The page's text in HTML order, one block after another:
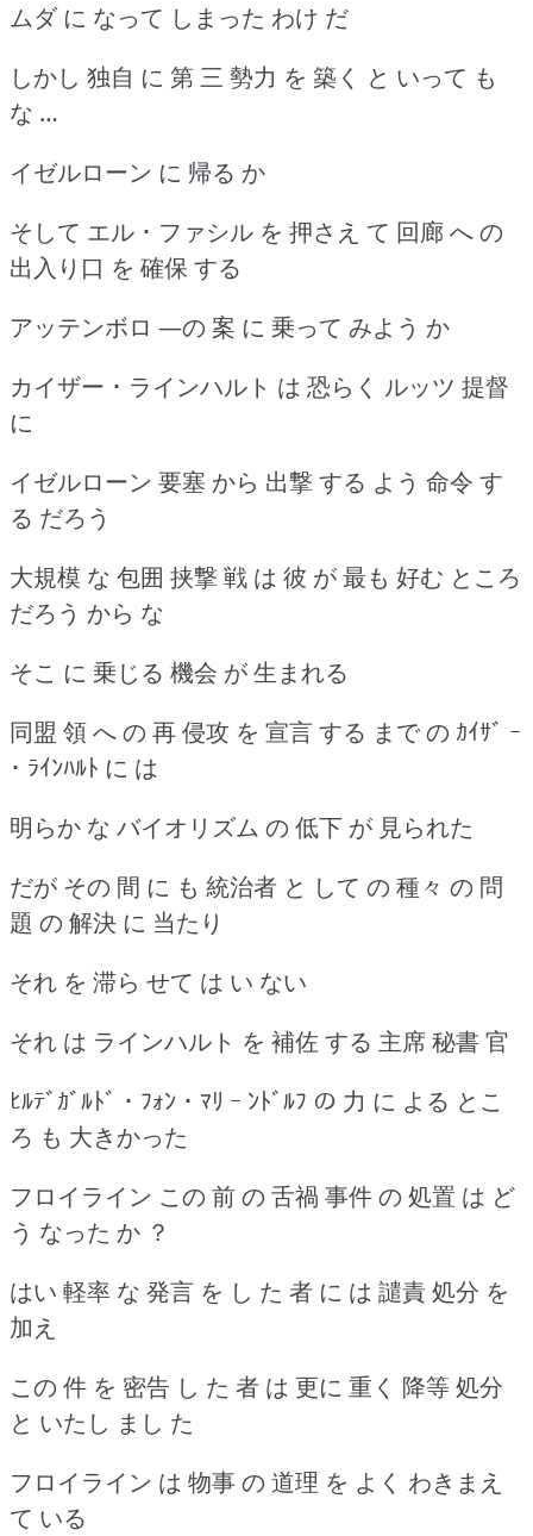
ムダ に なって しまった わけ だ
しかし 独自 に 第 三 勢力 を 築く と いって も
な …
イゼルローン に 帰る か
そして エル ･ ファシル を 押さえ て 回廊 へ の
出入り口 を 確保 する
アッテンボロ ―の 案 に 乗って みよう か
カイザー ･ ラインハルト は 恐らく ルッツ 提督
に
イゼルローン 要塞 から 出撃 する よう 命令 す
る だろう
大規模 な 包囲 挟撃 戦 は 彼 が 最も 好む ところ
だろう から な
そこ に 乗じる 機会 が 生まれる
同盟 領 へ の 再 侵攻 を 宣言 する まで の ｶｲｻﾞ ｰ
･ ﾗｲﾝﾊﾙﾄ に は
明らか な バイオリズム の 低下 が 見られた
だが その 間 に も 統治者 と して の 種々 の 問
題 の 解決 に 当たり
それ を 滞ら せて は い ない
それ は ラインハルト を 補佐 する 主席 秘書 官
ﾋﾙﾃﾞｶﾞﾙﾄﾞ ･ ﾌｫﾝ ･ ﾏﾘ ｰ ﾝﾄﾞﾙﾌ の 力 に よる とこ
ろ も 大きかった
フロイライン この 前 の 舌禍 事件 の 処置 は ど
う なった か ？
はい 軽率 な 発言 を し た 者 に は 譴責 処分 を
加え
この 件 を 密告 し た 者 は 更に 重く 降等 処分
と いたし まし た
フロイライン は 物事 の 道理 を よく わきまえ
て いる